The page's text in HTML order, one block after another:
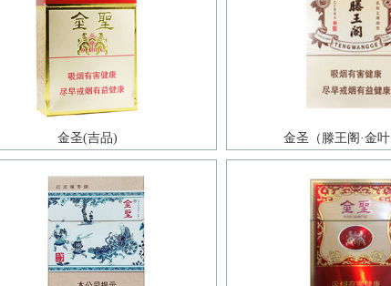
金圣(吉品) 金圣（滕王阁·金